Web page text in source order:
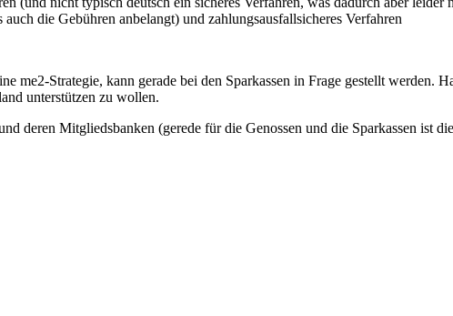
die Gebühren anbelangt) und zahlungsausfallsicheres Verfahren
me2-Strategie, kann gerade bei den Sparkassen in Frage gestellt werden.
unterstützen zu wollen.
deren Mitgliedsbanken (gerede für die Genossen und die Sparkassen ist